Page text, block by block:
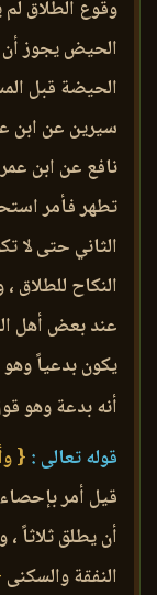
وقوع الطلاق لم
الحيض يجوز
الحيضة قبل
سيرين عن ابن
نافع عن ابن
تطهر فأمر
الثاني حتى لا
النكاح للطلاق
عند بعض أهل
يكون بدعياً
أنه بدعة وهو
قوله تعالى :{
قيل أمر بإحصاء
أن يطلق ثلاثاً
النفقة والسكنى